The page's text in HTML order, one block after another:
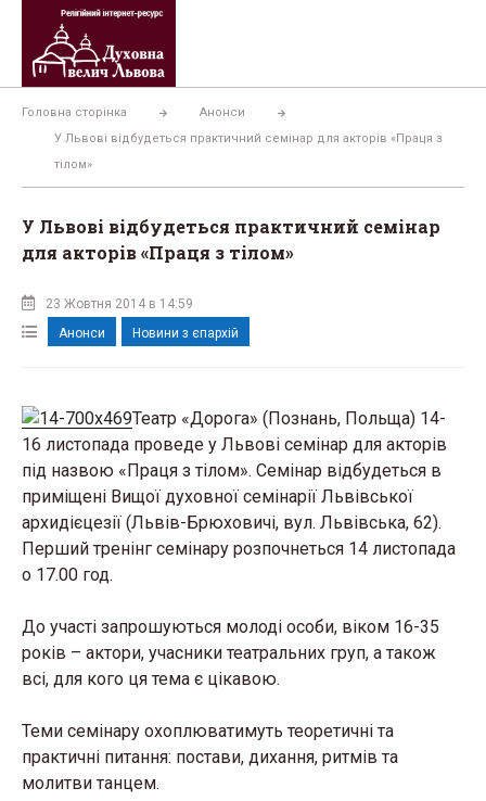
Перейти
вмісту
Головна сторінка
Анонси
У Львові відбудеться практичний семінар для акторів «Праця з
тілом»
У Львові відбудеться практичний семінар
для акторів «Праця з тілом»
23 Жовтня 2014 в 14:59
Анонси
Новини з єпархій
Театр «Дорога» (Познань, Польща) 14-
16 листопада проведе у Львові семінар для акторів
під назвою «Праця з тілом». Семінар відбудеться в
приміщені Вищої духовної семінарії Львівської
архидієцезії (Львів-Брюховичі, вул. Львівська, 62).
Перший тренінг семінару розпочнеться 14 листопада
о 17.00 год.
До участі запрошуються молоді особи, віком 16-35
років – актори, учасники театральних груп, а також
всі, для кого ця тема є цікавою.
Теми семінару охоплюватимуть теоретичні та
практичні питання: постави, дихання, ритмів та
молитви танцем.